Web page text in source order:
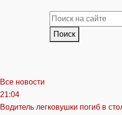
Поиск
Все новости
21:04
Водитель легковушки погиб в